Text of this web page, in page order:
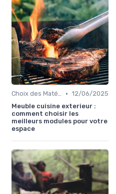
Choix des Matériaux et du Design • 12/06/2025
Meuble cuisine exterieur :
comment choisir les
meilleurs modules pour votre
espace